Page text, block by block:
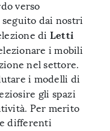
verso
dai nostri
di Letti
i mobili
nel settore.
i modelli di
gli spazi
Per merito
differenti